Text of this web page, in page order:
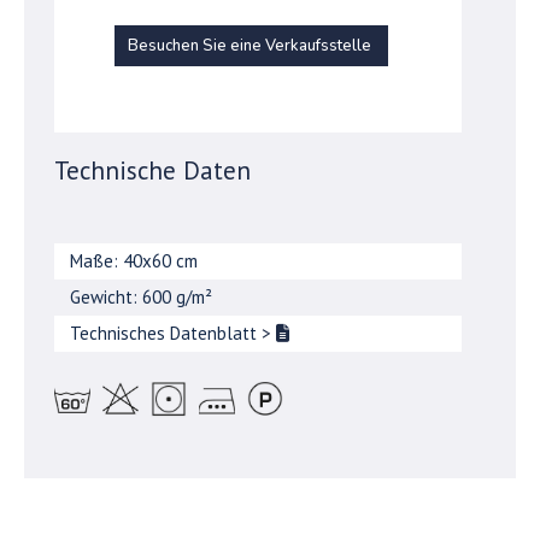
Besuchen Sie eine Verkaufsstelle
Technische Daten
Maße: 40x60 cm
Gewicht: 600 g/m²
Technisches Datenblatt >